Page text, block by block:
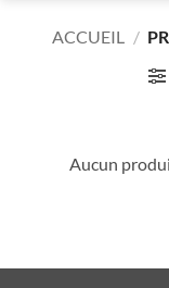
ACCUEIL /
Aucun